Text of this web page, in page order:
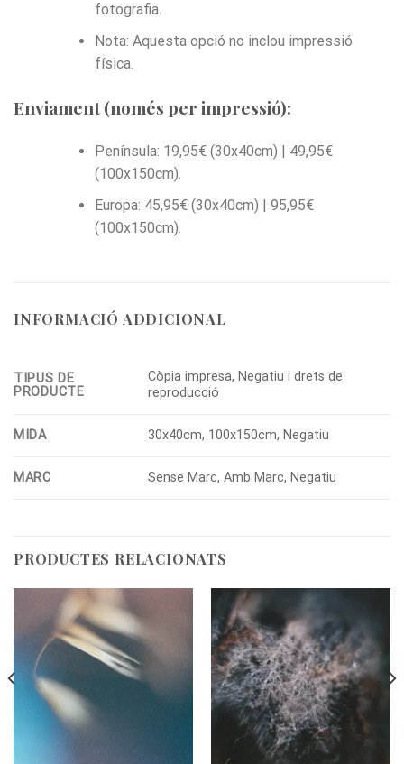
fotografia.
Nota: Aquesta opció no inclou impressió
física.
Enviament (només per impressió):
Península: 19,95€ (30x40cm) | 49,95€
(100x150cm).
Europa: 45,95€ (30x40cm) | 95,95€
(100x150cm).
INFORMACIÓ ADDICIONAL
TIPUS DE
PRODUCTE
Còpia impresa, Negatiu i drets de
reproducció
MIDA 30x40cm, 100x150cm, Negatiu
MARC Sense Marc, Amb Marc, Negatiu
PRODUCTES RELACIONATS